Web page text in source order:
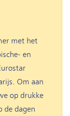
met het
en
Om aan
op drukke
de dagen